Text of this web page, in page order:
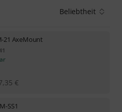
Beliebtheit
21 AxeMount
€
SS1